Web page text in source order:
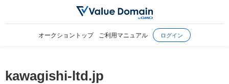
オークショントップ ご利用マニュアル ログイン
kawagishi-ltd.jp